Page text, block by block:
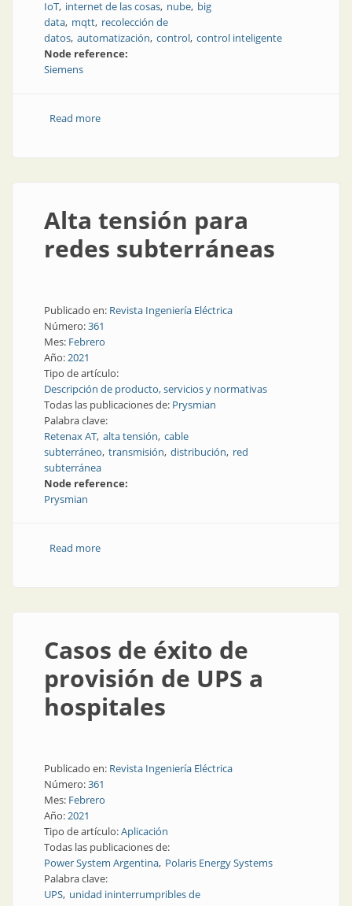
IoT internet de las cosas nube big
data mqtt recolección de
datos automatización control control inteligente
Node reference:
Siemens
Read moreabout Cómo conectar la plataforma de
Alta tensión para
redes subterráneas
Publicado en: Revista Ingeniería Eléctrica
Número:361
Mes: Febrero
Año:2021
Tipo de artículo:
Descripción de producto, servicios y normativas
Todas las publicaciones de: Prysmian
Palabra clave:
Retenax AT alta tensión cable
subterráneo transmisión distribución red
subterránea
Node reference:
Prysmian
Read moreabout Alta tensión para redes subterráneas
Casos de éxito de
provisión de UPS a
hospitales
Publicado en: Revista Ingeniería Eléctrica
Número:361
Mes: Febrero
Año:2021
Tipo de artículo:Aplicación
Todas las publicaciones de:
Power System Argentina Polaris Energy Systems
Palabra clave:
UPS unidad ininterrumpribles de